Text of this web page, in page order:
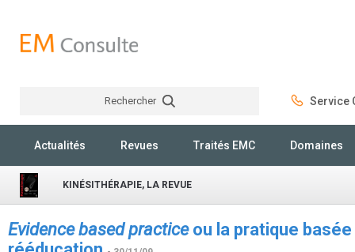
Rechercher Service
Actualités Revues Traités EMC Domaines
KINÉSITHÉRAPIE, LA REVUE
Evidence based practiceou la pratique